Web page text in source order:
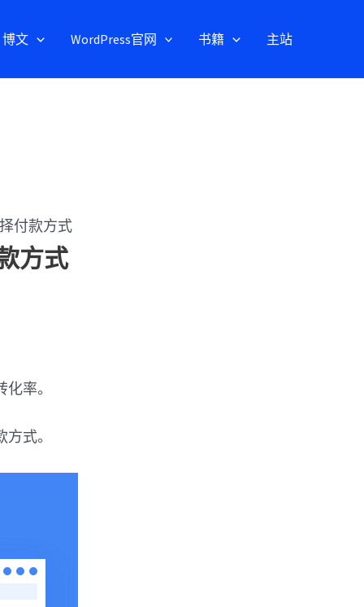
博文 WordPress官网 书籍 主站
付款方式
方式
率。
式。